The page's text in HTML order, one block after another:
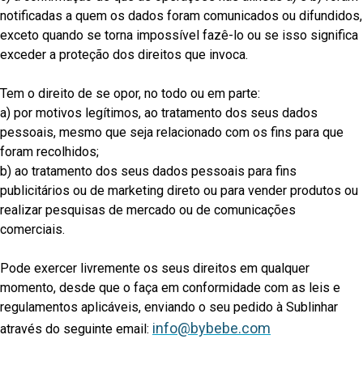
notificadas a quem os dados foram comunicados ou difundidos,
exceto quando se torna impossível fazê-lo ou se isso significa
exceder a proteção dos direitos que invoca.
Tem o direito de se opor, no todo ou em parte:
a) por motivos legítimos, ao tratamento dos seus dados
pessoais, mesmo que seja relacionado com os fins para que
foram recolhidos;
b) ao tratamento dos seus dados pessoais para fins
publicitários ou de marketing direto ou para vender produtos ou
realizar pesquisas de mercado ou de comunicações
comerciais.
Pode exercer livremente os seus direitos em qualquer
momento, desde que o faça em conformidade com as leis e
regulamentos aplicáveis, enviando o seu pedido à Sublinhar
através do seguinte email: info@bybebe.com